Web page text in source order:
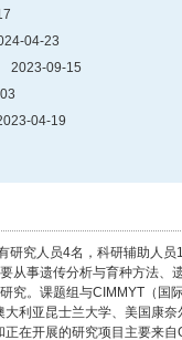
04-23
2023-09-15
04-19
研究人员4名，科研辅助人员
从事遗传分析与育种方法、
究。课题组与CIMMYT（国
利亚昆士兰大学、美国康奈
在开展的研究项目主要来自